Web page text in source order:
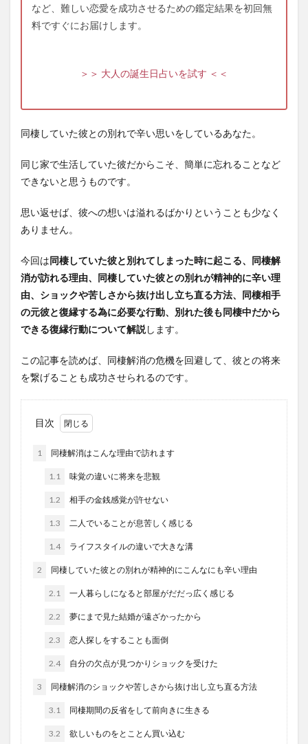
など、難しい恋愛を成功させるための鑑定結果を初回無
料ですぐにお届けします。
＞＞ 大人の誕生日占いを試す ＜＜
同棲していた彼との別れで辛い思いをしているあなた。
同じ家で生活していた彼だからこそ、簡単に忘れることなど
できないと思うものです。
思い返せば、彼への想いは溢れるばかりということも少なく
ありません。
今回は同棲していた彼と別れてしまった時に起こる、同棲解
消が訪れる理由、同棲していた彼との別れが精神的に辛い理
由、ショックや苦しさから抜け出し立ち直る方法、同棲相手
の元彼と復縁する為に必要な行動、別れた後も同棲中だから
できる復縁行動について解説します。
この記事を読めば、同棲解消の危機を回避して、彼との将来
を繋げることも成功させられるのです。
目次
1 同棲解消はこんな理由で訪れます
1.1 味覚の違いに将来を悲観
1.2 相手の金銭感覚が許せない
1.3 二人でいることが息苦しく感じる
1.4 ライフスタイルの違いで大きな溝
2 同棲していた彼との別れが精神的にこんなにも辛い理由
2.1 一人暮らしになると部屋がだだっ広く感じる
2.2 夢にまで見た結婚が遠ざかったから
2.3 恋人探しをすることも面倒
2.4 自分の欠点が見つかりショックを受けた
3 同棲解消のショックや苦しさから抜け出し立ち直る方法
3.1 同棲期間の反省をして前向きに生きる
3.2 欲しいものをとことん買い込む